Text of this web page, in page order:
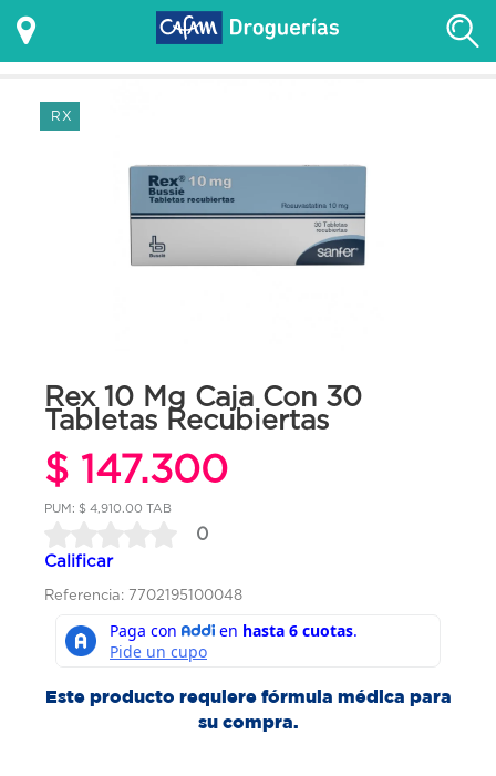
RX
Rex 10 Mg Caja Con 30
Tabletas Recubiertas
$ 147.300
PUM: $ 4,910.00 TAB
0
Calificar
Referencia: 7702195100048
Este producto requiere fórmula médica para
su compra.